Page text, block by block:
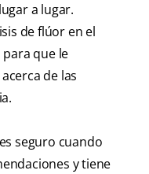
a lugar.
de flúor en el
que le
de las
seguro cuando
y tiene